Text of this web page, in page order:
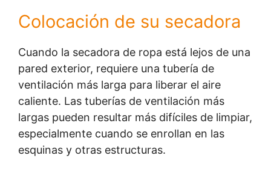
Colocación de su secadora
Cuando la secadora de ropa está lejos de una
pared exterior, requiere una tubería de
ventilación más larga para liberar el aire
caliente. Las tuberías de ventilación más
largas pueden resultar más difíciles de limpiar,
especialmente cuando se enrollan en las
esquinas y otras estructuras.